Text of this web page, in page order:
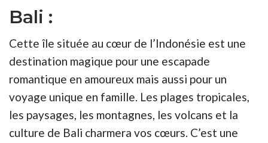
Bali :
Cette île située au cœur de l’Indonésie est une
destination magique pour une escapade
romantique en amoureux mais aussi pour un
voyage unique en famille. Les plages tropicales,
les paysages, les montagnes, les volcans et la
culture de Bali charmera vos cœurs. C’est une